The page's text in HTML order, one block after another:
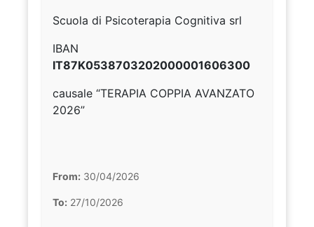
Scuola di Psicoterapia Cognitiva srl
IBAN
IT87K0538703202000001606300
causale “TERAPIA COPPIA AVANZATO
2026”
From: 30/04/2026
To: 27/10/2026